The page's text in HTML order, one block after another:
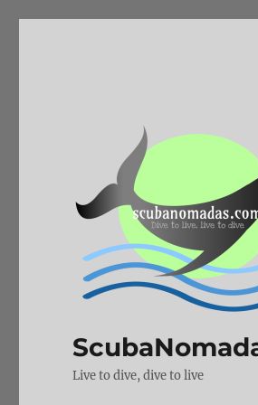
Live to dive, dive to live